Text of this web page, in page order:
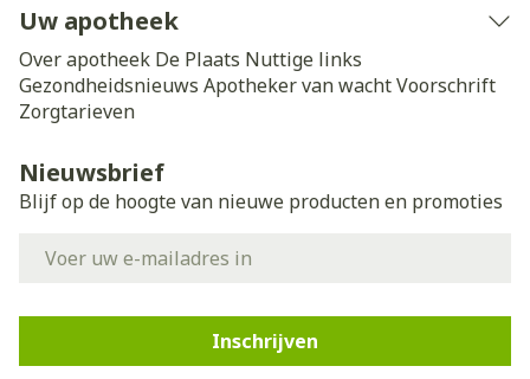
Uw apotheek
Over apotheek De Plaats Nuttige links
Gezondheidsnieuws Apotheker van wachtVoorschrift
Zorgtarieven
Nieuwsbrief
Blijf op de hoogte van nieuwe producten en promoties
Inschrijven